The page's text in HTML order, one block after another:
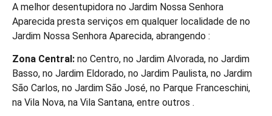
A melhor desentupidora no Jardim Nossa Senhora
Aparecida presta serviços em qualquer localidade de no
Jardim Nossa Senhora Aparecida, abrangendo :
Zona Central: no Centro, no Jardim Alvorada, no Jardim
Basso, no Jardim Eldorado, no Jardim Paulista, no Jardim
São Carlos, no Jardim São José, no Parque Franceschini,
na Vila Nova, na Vila Santana, entre outros .